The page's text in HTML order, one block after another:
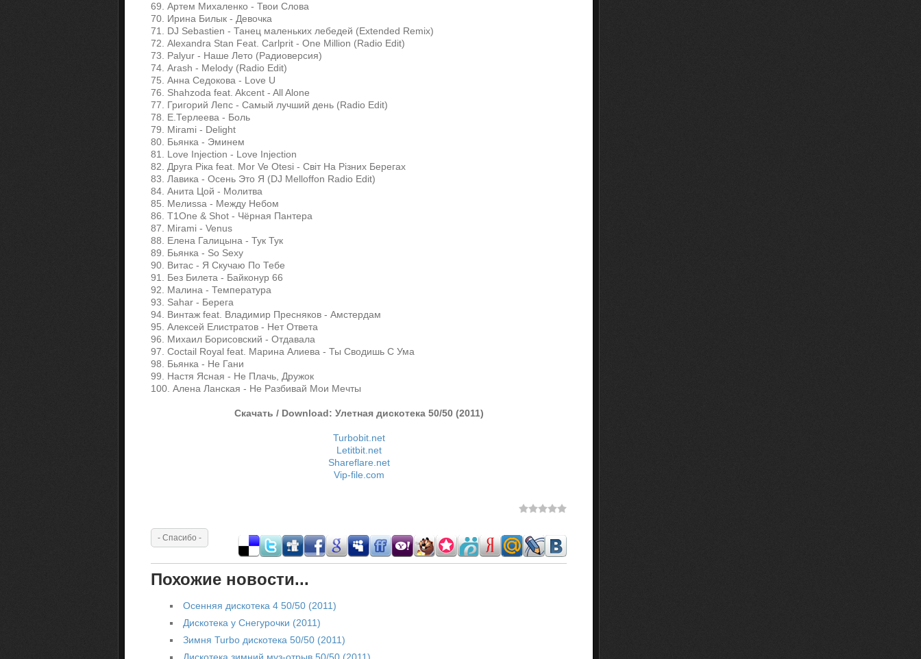
69. Артем Михаленко - Твои Слова
70. Ирина Билык - Девочка
71. DJ Sebastien - Танец маленьких лебедей (Extended Remix)
72. Alexandra Stan Feat. Carlprit - One Million (Radio Edit)
73. Palyur - Наше Лето (Радиоверсия)
74. Arash - Melody (Radio Edit)
75. Анна Седокова - Love U
76. Shahzoda feat. Akcent - All Alone
77. Григорий Лепс - Самый лучший день (Radio Edit)
78. Е.Терлеева - Боль
79. Mirami - Delight
80. Бьянка - Эминем
81. Love Injection - Love Injection
82. Друга Рiка feat. Mor Ve Otesi - Свiт На Рiзних Берегах
83. Лавика - Осень Это Я (DJ Melloffon Radio Edit)
84. Анита Цой - Молитва
85. Мелиssа - Между Небом
86. T1One & Shot - Чёрная Пантера
87. Mirami - Venus
88. Елена Галицына - Тук Тук
89. Бьянка - So Sexy
90. Витас - Я Скучаю По Тебе
91. Без Билета - Байконур 66
92. Малина - Температура
93. Sahar - Берега
94. Винтаж feat. Владимир Пресняков - Амстердам
95. Алексей Елистратов - Нет Ответа
96. Михаил Борисовский - Отдавала
97. Coctail Royal feat. Марина Алиева - Ты Сводишь С Ума
98. Бьянка - Не Гани
99. Настя Ясная - Не Плачь, Дружок
100. Алена Ланская - Не Разбивай Мои Мечты
Скачать / Download: Улетная дискотека 50/50 (2011)
Turbobit.net
Letitbit.net
Shareflare.net
Vip-file.com
Похожие новости...
Осенняя дискотека 4 50/50 (2011)
Дискотека у Снегурочки (2011)
Зимня Turbo дискотека 50/50 (2011)
Дискотека зимний муз-отрыв 50/50 (2011)